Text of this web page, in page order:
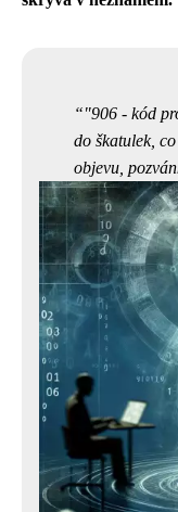
"906 - kód
do škatulek,
objevu,